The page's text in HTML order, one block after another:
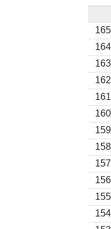
165
164
163
162
161
160
159
158
157
156
155
154